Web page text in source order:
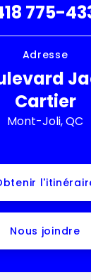
775-
Adresse
Cartier
Mont-Joli, QC
Nous joindre